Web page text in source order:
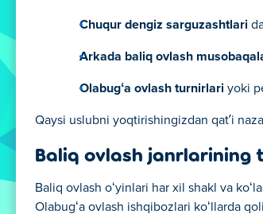
Chuqur dengiz sarguzashtlari
Arkada baliq ovlash
Olabugʻa ovlash turnirlari yoki
Qaysi uslubni yoqtirishingizdan qatʼi
Baliq ovlash janrlarining
Baliq ovlash oʻyinlari har xil shakl va
Olabugʻa ovlash ishqibozlari koʻllarda